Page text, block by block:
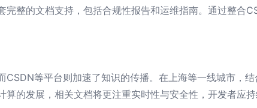
整的文档支持，包括合规性报告和运维指南。通过整合
等平台则加速了知识的传播。在上海等一线城市，
的发展，相关文档将更注重实时性与安全性，开发者应